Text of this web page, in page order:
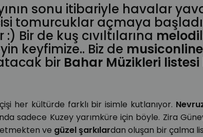
sonu itibariyle havalar
tomurcuklar açmaya
Bir de kuş cıvıltılarına melodi
keyfimize.. Biz de
bir Bahar Müzikleri listesi
her kültürde farklı bir isimle kutlanıyor.
sadece Kuzey yarımküre için böyle. Zira
ve güzel şarkılardan oluşan bir çalma